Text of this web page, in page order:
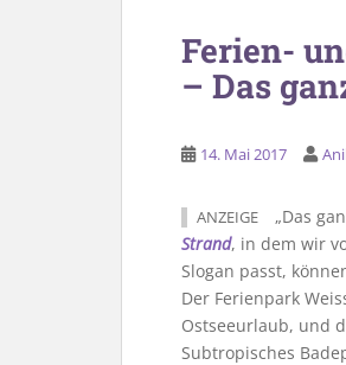
Ferien-
– Das
14. Mai 2017
ANZEIGE „Das
Strand, in dem wir
Slogan passt,
Der Ferienpark
Ostseeurlaub, und
Subtropisches